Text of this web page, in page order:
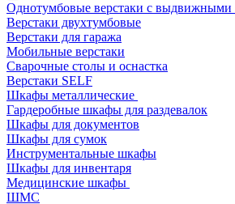
Однотумбовые верстаки с
Верстаки двухтумбовые
Верстаки для гаража
Мобильные верстаки
Сварочные столы и оснастка
Верстаки SELF
Шкафы металлические
Гардеробные шкафы для раздевалок
Шкафы для документов
Шкафы для сумок
Инструментальные шкафы
Шкафы для инвентаря
Медицинские шкафы
ШМС